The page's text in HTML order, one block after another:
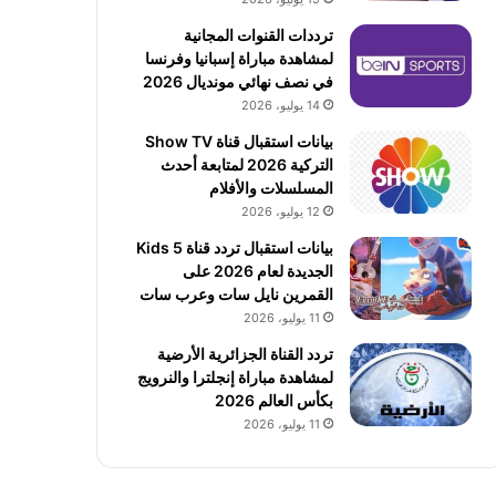
ترددات القنوات المجانية
لمشاهدة مباراة إسبانيا وفرنسا
في نصف نهائي مونديال 2026
14 يوليو، 2026
بيانات استقبال قناة Show TV
التركية 2026 لمتابعة أحدث
المسلسلات والأفلام
12 يوليو، 2026
بيانات استقبال تردد قناة 5 Kids
الجديدة لعام 2026 على
القمرين نايل سات وعرب سات
11 يوليو، 2026
تردد القناة الجزائرية الأرضية
لمشاهدة مباراة إنجلترا والنرويج
بكأس العالم 2026
11 يوليو، 2026